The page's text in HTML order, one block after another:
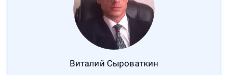
Виталий Сыроваткин